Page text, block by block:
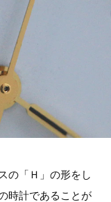
の「Ｈ」の形をし
時計であることが